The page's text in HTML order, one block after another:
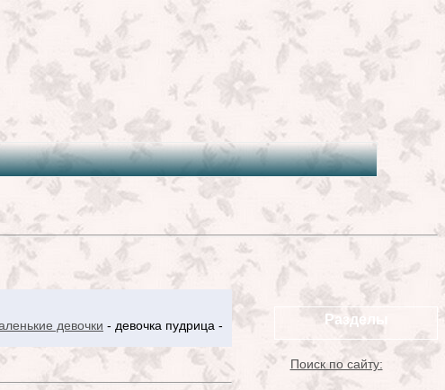
девочки - девочка пудрица -
Разделы
Поиск по сайту: